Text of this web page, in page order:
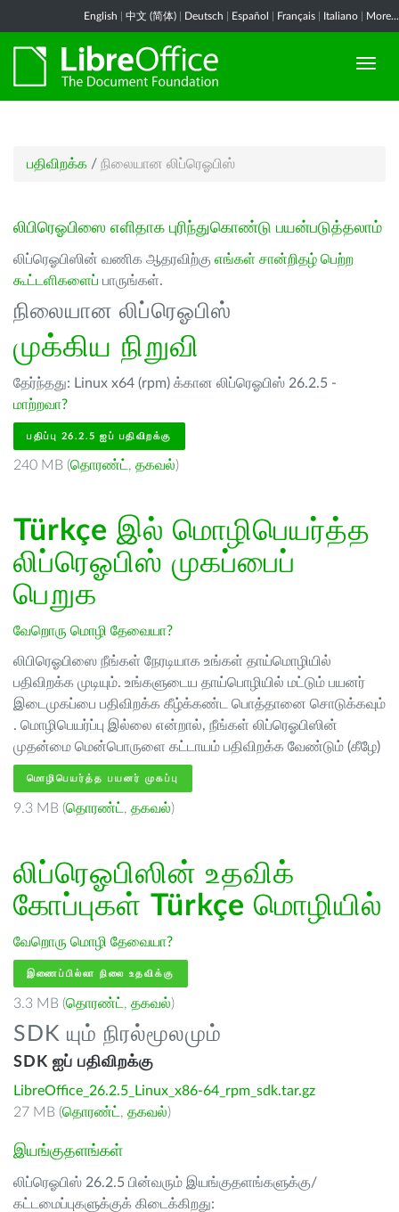
English 中文 (简体) Deutsch Español Français Italiano More...
பதிவிறக்க / நிலையான லிப்ரெஓபிஸ்
லிபிரெஓபிஸை எளிதாக புரிந்துகொண்டு பயன்படுத்தலாம்
லிப்ரெஓபிஸின் வணிக ஆதரவிற்கு எங்கள் சான்றிதழ் பெற்ற
கூட்டளிகளைப் பாருங்கள்.
நிலையான லிப்ரெஓபிஸ்
முக்கிய நிறுவி
தேர்ந்தது: Linux x64 (rpm) க்கான லிப்ரெஓபிஸ் 26.2.5 -
மாற்றவா?
பதிப்பு 26.2.5 ஐப் பதிவிறக்கு
240 MB (தொரண்ட் , தகவல்)
Türkçe இல் மொழிபெயர்த்த
லிப்ரெஓபிஸ் முகப்பைப்
பெறுக
வேறொரு மொழி தேவையா?
லிபிரெஓபிஸை நீங்கள் நேரடியாக உங்கள் தாய்மொழியில்
பதிவிறக்க முடியும். உங்களுடைய தாய்பொழியில் மட்டும் பயனர்
இடைமுகப்பை பதிவிறக்க கீழ்க்கண்ட பொத்தானை சொடுக்கவும்
. மொழிபெயர்ப்பு இல்லை என்றால், நீங்கள் லிப்ரெஓபிஸின்
முதன்மை மென்பொருளை கட்டாயம் பதிவிறக்க வேண்டும் (கீழே)
மொழிபெயர்த்த பயனர் முகப்பு
9.3 MB (தொரண்ட் , தகவல்)
லிப்ரெஓபிஸின் உதவிக்
கோப்புகள் Türkçe மொழியில்
வேறொரு மொழி தேவையா?
இணைப்பில்லா நிலை உதவிக்கு
3.3 MB (தொரண்ட் , தகவல்)
SDK யும் நிரல்மூலமும்
SDK ஐப் பதிவிறக்கு
LibreOffice_26.2.5_Linux_x86-64_rpm_sdk.tar.gz
27 MB (தொரண்ட் , தகவல்)
இயங்குதளங்கள்
லிப்ரெஓபிஸ் 26.2.5 பின்வரும் இயங்குதளங்களுக்கு/
கட்டமைப்புகளுக்குக் கிடைக்கிறது: